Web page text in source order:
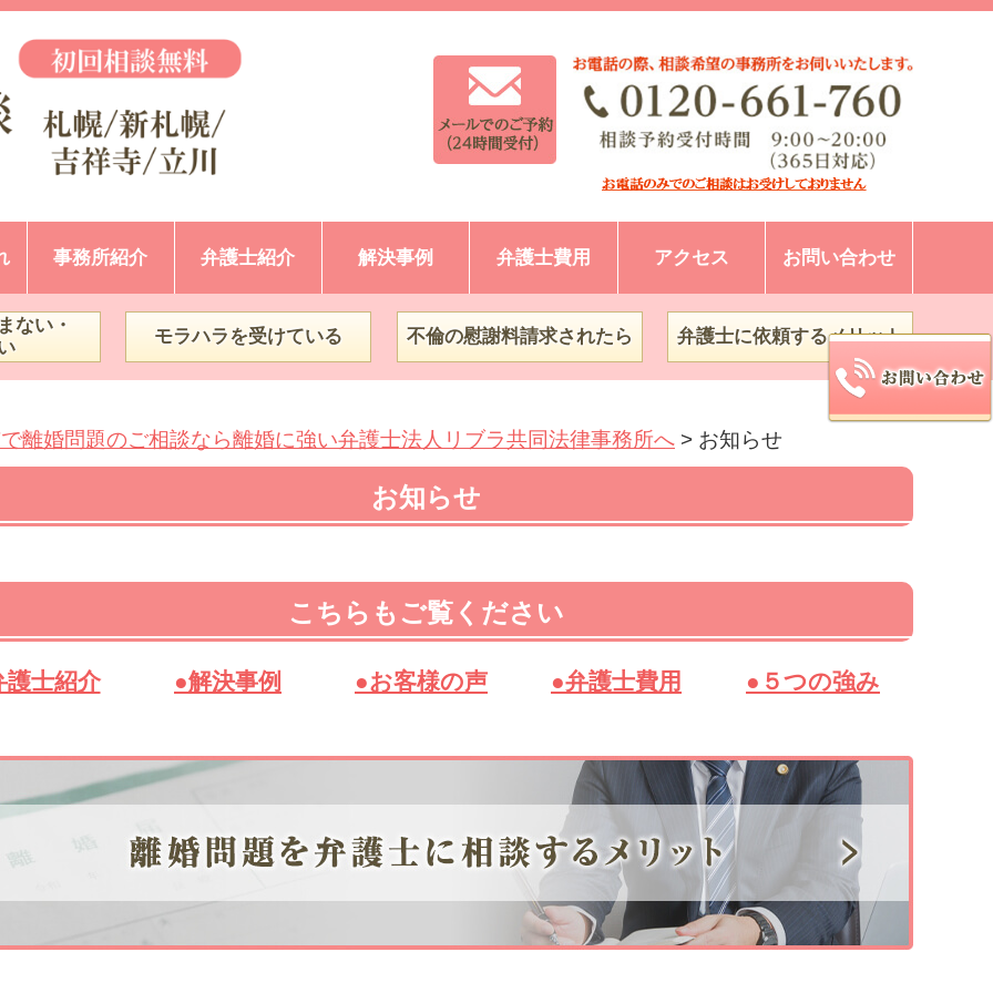
事務所紹介 弁護士紹介 解決事例 弁護士費用 アクセス お問い合わせ
ない・
モラハラを受けている 不倫の慰謝料請求されたら 弁護士に依頼するメリット
離婚問題のご相談なら離婚に強い弁護士法人リブラ共同法律事務所へ > お知らせ
お知らせ
こちらもご覧ください
護士紹介 ●解決事例 ●お客様の声 ●弁護士費用 ●５つの強み